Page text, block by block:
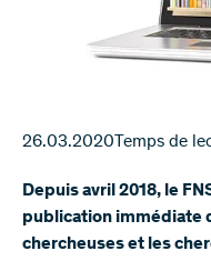
26.03.2020 Temps de
Depuis avril 2018, le
publication immédiate
chercheuses et les